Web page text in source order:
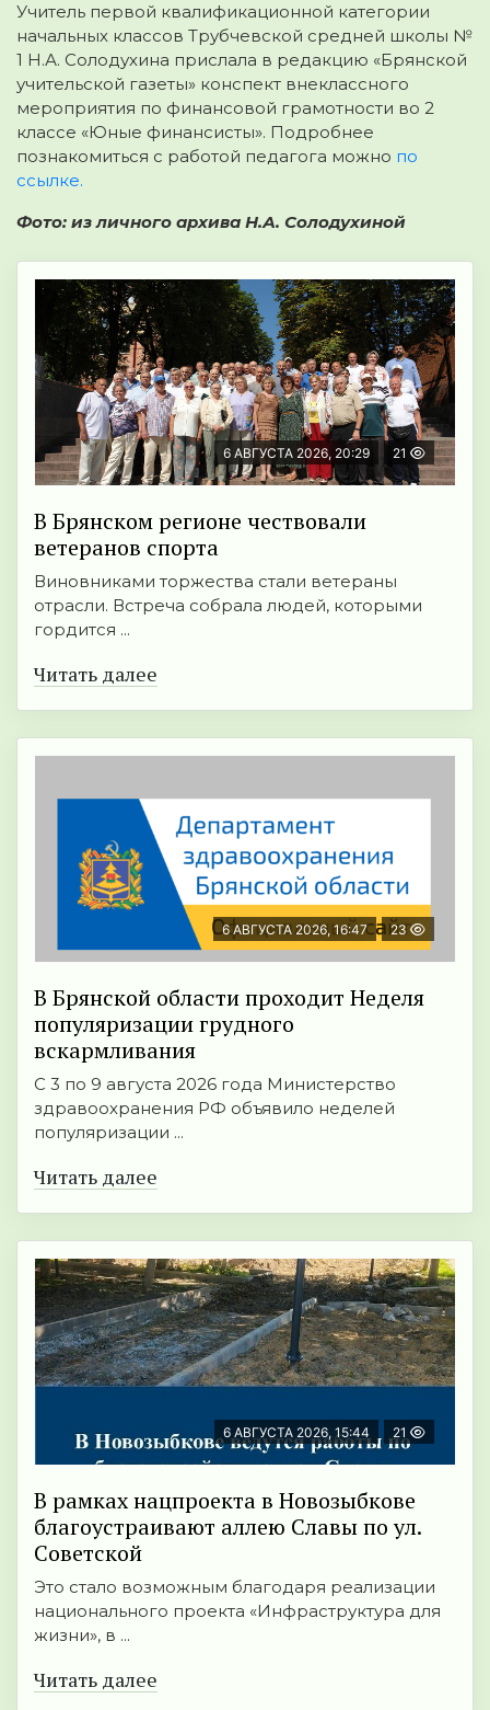
Учитель первой квалификационной категории
начальных классов Трубчевской средней школы №
1 Н.А. Солодухина прислала в редакцию «Брянской
учительской газеты» конспект внеклассного
мероприятия по финансовой грамотности во 2
классе «Юные финансисты». Подробнее
познакомиться с работой педагога можно по
ссылке.
Фото: из личного архива Н.А. Солодухиной
6 АВГУСТА 2026, 20:29 21
В Брянском регионе чествовали
ветеранов спорта
Виновниками торжества стали ветераны
отрасли. Встреча собрала людей, которыми
гордится ...
Читать далее
6 АВГУСТА 2026, 16:47 23
В Брянской области проходит Неделя
популяризации грудного
вскармливания
С 3 по 9 августа 2026 года Министерство
здравоохранения РФ объявило неделей
популяризации ...
Читать далее
6 АВГУСТА 2026, 15:44 21
В рамках нацпроекта в Новозыбкове
благоустраивают аллею Славы по ул.
Советской
Это стало возможным благодаря реализации
национального проекта «Инфраструктура для
жизни», в ...
Читать далее